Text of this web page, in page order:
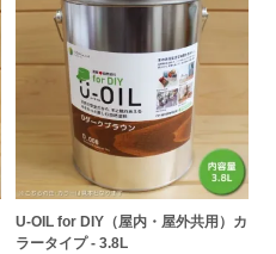
U-OIL for DIY（屋内・屋外共用）カ
ラータイプ - 3.8L